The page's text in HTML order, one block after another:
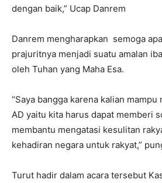
dengan baik,” Ucap Danrem
Danrem mengharapkan semoga
prajuritnya menjadi suatu amalan
oleh Tuhan yang Maha Esa.
“Saya bangga karena kalian
AD yaitu kita harus dapat memberi
membantu mengatasi kesulitan
kehadiran negara untuk rakyat,”
Turut hadir dalam acara tersebut